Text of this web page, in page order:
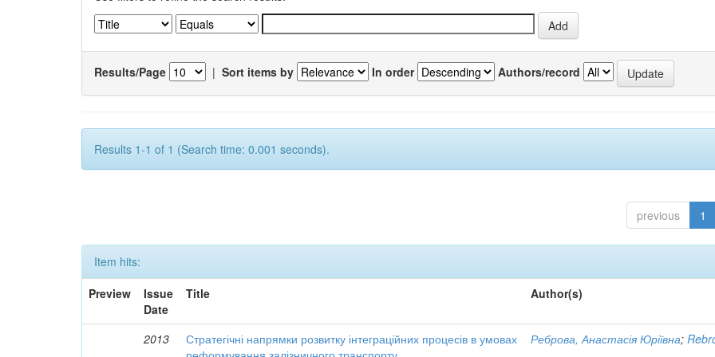
Results/Page | Sort items by In order Authors/record
Results 1-1 of 1 (Search time: 0.001 seconds).
previous 1
Item hits:
Preview
Issue
Date
Title Author(s)
2013
Стратегічні напрямки розвитку інтеграційних процесів в умовах
Реброва, Анастасія Юріївна;